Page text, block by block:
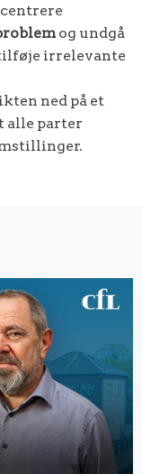
og undgå
irrelevante
ned på et
alle parter